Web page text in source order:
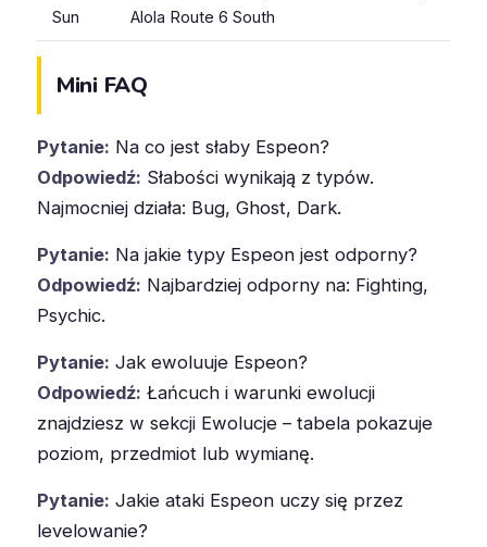
Sun
Alola Route 6 South
Mini FAQ
Pytanie: Na co jest słaby Espeon?
Odpowiedź: Słabości wynikają z typów.
Najmocniej działa: Bug, Ghost, Dark.
Pytanie: Na jakie typy Espeon jest odporny?
Odpowiedź: Najbardziej odporny na: Fighting,
Psychic.
Pytanie: Jak ewoluuje Espeon?
Odpowiedź: Łańcuch i warunki ewolucji
znajdziesz w sekcji Ewolucje – tabela pokazuje
poziom, przedmiot lub wymianę.
Pytanie: Jakie ataki Espeon uczy się przez
levelowanie?